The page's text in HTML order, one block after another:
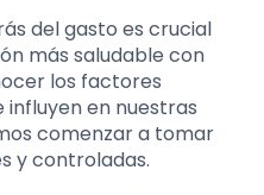
del gasto es crucial
más saludable con
los factores
influyen en nuestras
comenzar a tomar
y controladas.